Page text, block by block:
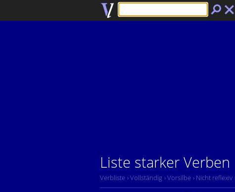
Liste starker Verben
Verbliste › Vollständig › Vorsilbe › Nicht reflexiv